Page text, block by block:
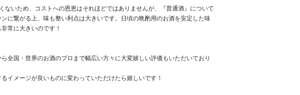
いため、コストへの恩恵はそれほどではありませんが、『普通酒』について
に繋がる上、味も整い利点は大きいです。日頃の晩酌用のお酒を安定した味
常に大きいのです！
全国・世界のお酒のプロまで幅広い方々に大変嬉しい評価もいただいており
イメージが良いものに変わっていただけたら嬉しいです！